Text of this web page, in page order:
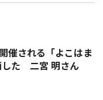
催される「よこはま
した 二宮 明さん